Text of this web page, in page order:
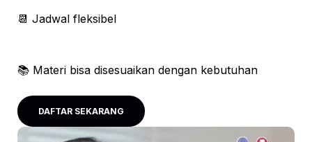
📆 Jadwal fleksibel
📚 Materi bisa disesuaikan dengan kebutuhan
DAFTAR SEKARANG